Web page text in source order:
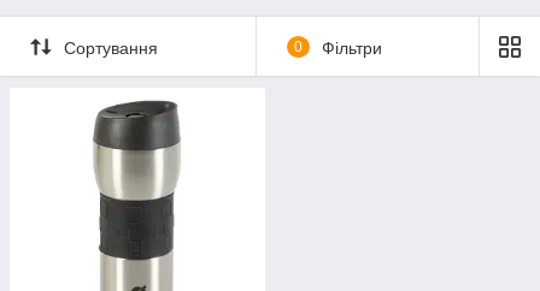
Сортування 0 Фільтри